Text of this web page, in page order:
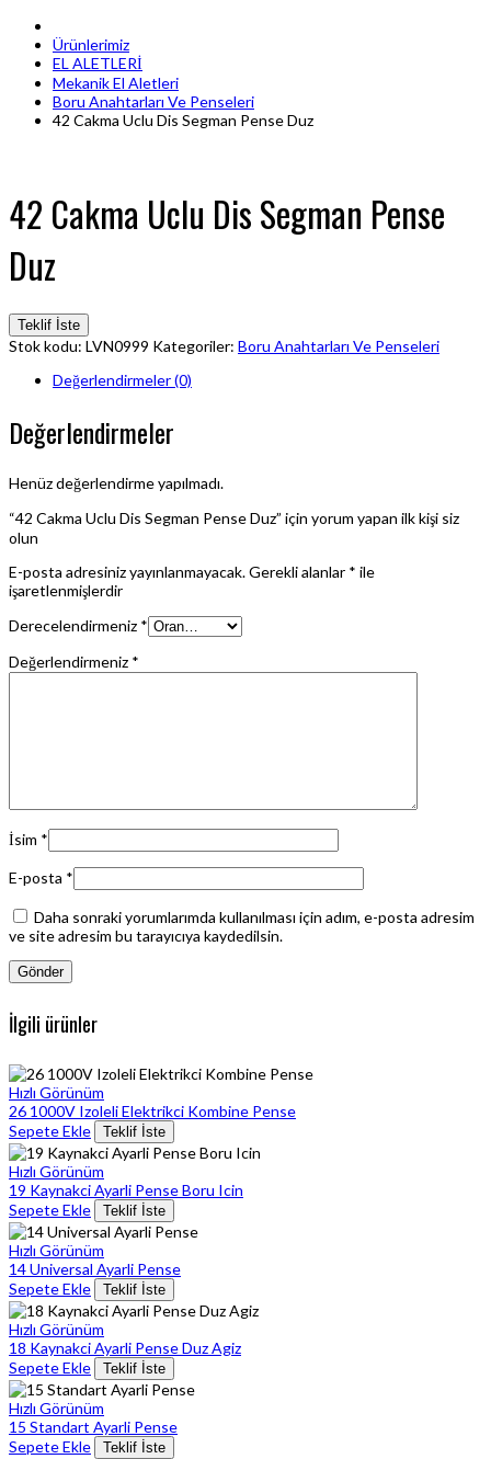
Ürünlerimiz
EL ALETLERİ
Mekanik El Aletleri
Boru Anahtarları Ve Penseleri
42 Cakma Uclu Dis Segman Pense Duz
42 Cakma Uclu Dis Segman Pense
Duz
Teklif İste
Stok kodu: LVN0999 Kategoriler: Boru Anahtarları Ve Penseleri
Değerlendirmeler (0)
Değerlendirmeler
Henüz değerlendirme yapılmadı.
“42 Cakma Uclu Dis Segman Pense Duz” için yorum yapan ilk kişi siz
olun
E-posta adresiniz yayınlanmayacak.Gerekli alanlar * ile
işaretlenmişlerdir
Derecelendirmeniz *
Değerlendirmeniz *
İsim *
E-posta *
Daha sonraki yorumlarımda kullanılması için adım, e-posta adresim
ve site adresim bu tarayıcıya kaydedilsin.
İlgili ürünler
Hızlı Görünüm
26 1000V Izoleli Elektrikci Kombine Pense
Sepete Ekle
Teklif İste
Hızlı Görünüm
19 Kaynakci Ayarli Pense Boru Icin
Sepete Ekle
Teklif İste
Hızlı Görünüm
14 Universal Ayarli Pense
Sepete Ekle
Teklif İste
Hızlı Görünüm
18 Kaynakci Ayarli Pense Duz Agiz
Sepete Ekle
Teklif İste
Hızlı Görünüm
15 Standart Ayarli Pense
Sepete Ekle
Teklif İste